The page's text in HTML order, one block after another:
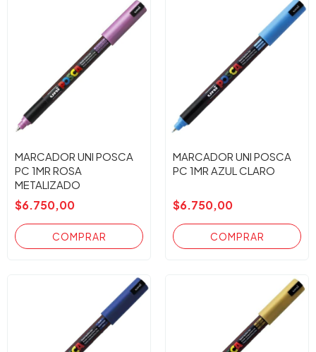
MARCADOR UNI POSCA
PC 1MR ROSA
METALIZADO
$6.750,00
MARCADOR UNI POSCA
PC 1MR AZUL CLARO
$6.750,00